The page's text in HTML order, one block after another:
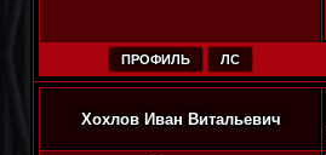
ПРОФИЛЬ ЛС
Хохлов Иван Витальевич